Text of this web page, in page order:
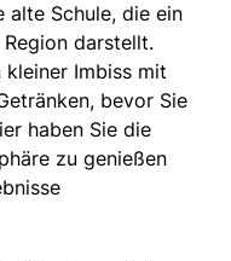
alte Schule, die ein
darstellt.
Imbiss mit
bevor Sie
haben Sie die
zu genießen